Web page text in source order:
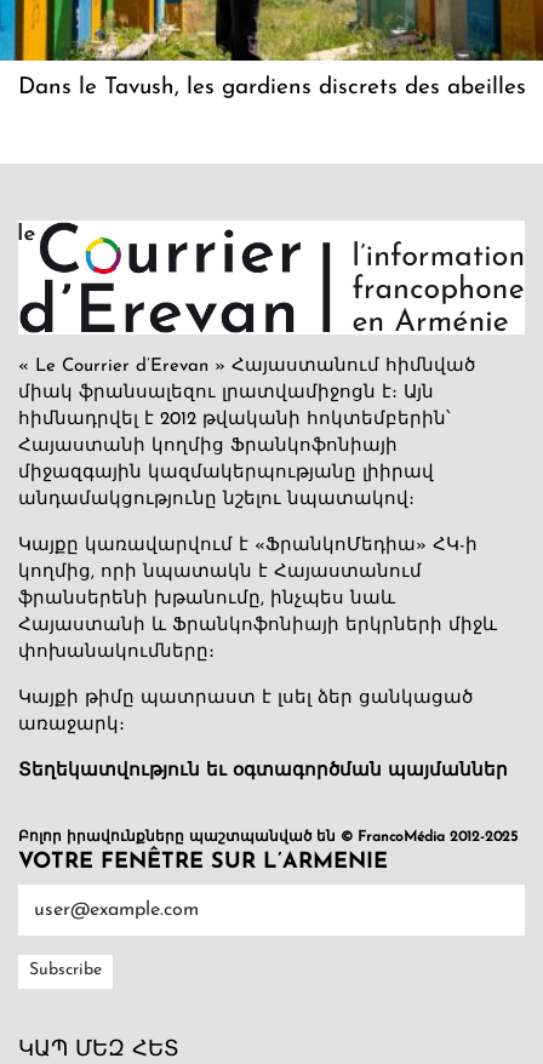
Dans le Tavush, les gardiens discrets des abeilles
« Le Courrier d’Erevan » Հայաստանում հիմնված
միակ ֆրանսալեզու լրատվամիջոցն է։ Այն
հիմնադրվել է 2012 թվականի հոկտեմբերին՝
Հայաստանի կողմից Ֆրանկոֆոնիայի
միջազգային կազմակերպությանը լիիրավ
անդամակցությունը նշելու նպատակով։
Կայքը կառավարվում է «ՖրանկոՄեդիա» ՀԿ-ի
կողմից, որի նպատակն է Հայաստանում
ֆրանսերենի խթանումը, ինչպես նաև
Հայաստանի և Ֆրանկոֆոնիայի երկրների միջև
փոխանակումները։
Կայքի թիմը պատրաստ է լսել ձեր ցանկացած
առաջարկ։
Տեղեկատվություն եւ օգտագործման պայմաններ
Բոլոր իրավունքները պաշտպանված են © FrancoMédia 2012-2025
VOTRE FENÊTRE SUR L’ARMENIE
ԿԱՊ ՄԵԶ ՀԵՏ